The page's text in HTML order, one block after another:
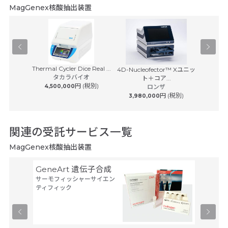
MagGenex核酸抽出装置
Thermal Cycler Dice Real ...
タカラバイオ
4,500,000円 (税別)
4D-Nucleofector™ Xユニッ
ト＋コア...
ロンザ
3,980,000円 (税別)
関連の受託サービス一覧
MagGenex核酸抽出装置
GeneArt 遺伝子合成
サーモフィッシャーサイエン
ティフィック